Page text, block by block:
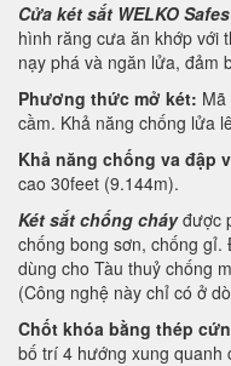
Cửa két sắt WELKO Safes
hình răng cưa ăn khớp với
nạy phá và ngăn lửa, đảm
Phương thức mở két:
cầm. Khả năng chống lửa
Khả năng chống va đập
cao 30feet (9.144m).
Két sắt chống cháyđược
chống bong sơn, chống
dùng cho Tàu thuỷ chống
(Công nghệ này chỉ có ở
Chốt khóa bằng thép
bố trí 4 hướng xung quanh